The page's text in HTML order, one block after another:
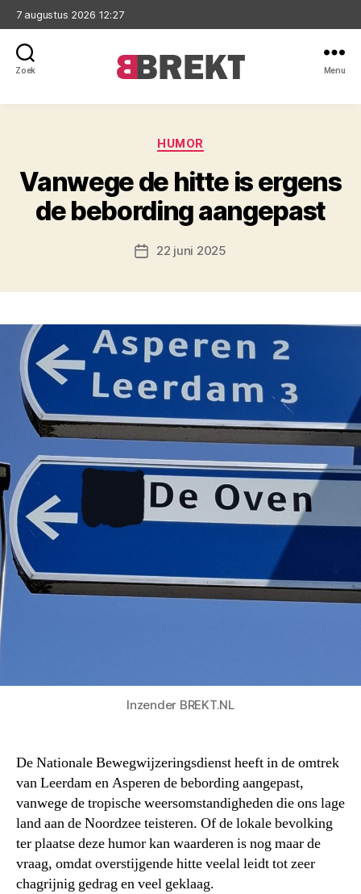
7 augustus 2026 12:27
Zoek Menu
Categorieën
HUMOR
Vanwege de hitte is ergens
de bebording aangepast
Berichtdatum
22 juni 2025
Inzender BREKT.NL
De Nationale Bewegwijzeringsdienst heeft in de omtrek
van Leerdam en Asperen de bebording aangepast,
vanwege de tropische weersomstandigheden die ons lage
land aan de Noordzee teisteren. Of de lokale bevolking
ter plaatse deze humor kan waarderen is nog maar de
vraag, omdat overstijgende hitte veelal leidt tot zeer
chagrijnig gedrag en veel geklaag.